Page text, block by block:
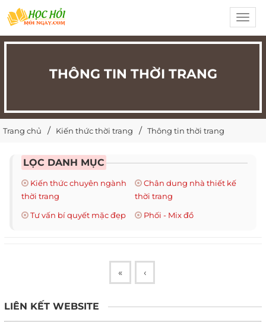
THÔNG TIN THỜI TRANG
Trang chủ Kiến thức thời trang Thông tin thời trang
LỌC DANH MỤC
Kiến thức chuyên ngành
thời trang
Chân dung nhà thiết kế
thời trang
Tư vấn bí quyết mặc đẹp
Phối - Mix đồ
« ‹
LIÊN KẾT WEBSITE